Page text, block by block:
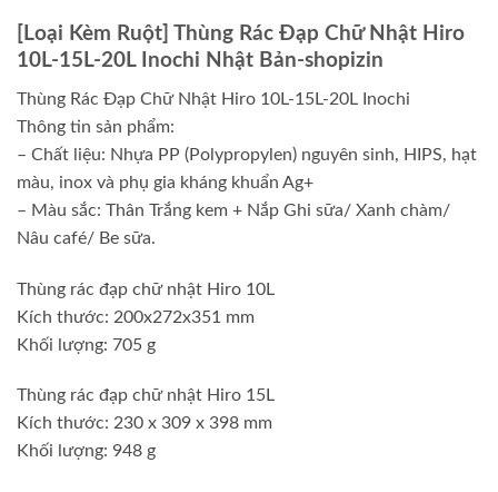
[Loại Kèm Ruột] Thùng Rác Đạp Chữ Nhật Hiro
10L-15L-20L Inochi Nhật Bản-shopizin
Thùng Rác Đạp Chữ Nhật Hiro 10L-15L-20L Inochi
Thông tin sản phẩm:
– Chất liệu: Nhựa PP (Polypropylen) nguyên sinh, HIPS, hạt
màu, inox và phụ gia kháng khuẩn Ag+
– Màu sắc: Thân Trắng kem + Nắp Ghi sữa/ Xanh chàm/
Nâu café/ Be sữa.
Thùng rác đạp chữ nhật Hiro 10L
Kích thước: 200x272x351 mm
Khối lượng: 705 g
Thùng rác đạp chữ nhật Hiro 15L
Kích thước: 230 x 309 x 398 mm
Khối lượng: 948 g